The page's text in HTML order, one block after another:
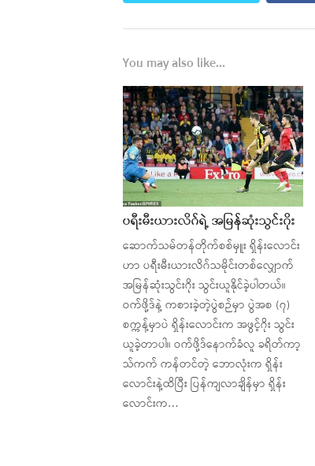
You may also like...
ပရီးမီးယားလိဂ်ရဲ့ အမြန်ဆုံးသွင်းဂိုး
ဆောက်သမ်တန်တိုက်စစ်မှူး ရှိန်းလောင်း
ဟာ ပရီးမီးယားလိဂ်သမိုင်းတစ်လျှောက်
အမြန်ဆုံးသွင်းဂိုး သွင်းယူနိုင်ခဲ့ပါတယ်။
ဝက်ဖို့ဒ်နဲ့ ကစားခဲ့တဲ့ပွဲစဉ်မှာ ပွဲအစ (၇)
စက္ကန့်မှာပဲ ရှိန်းလောင်းက အဖွင့်ဂိုး သွင်း
ယူခဲ့တာပါ။ ဝက်ဖို့ဒ်နောက်ခံလူ ခရိတ်ကာ့
သ်ကက် ကန်တင်တဲ့ ဘောလုံးက ရှိန်း
လောင်းနဲ့ထိပြီး ပြန်ကျလာချိန်မှာ ရှိန်း
လောင်းက…